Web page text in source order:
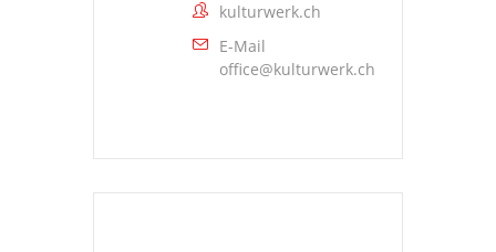
kulturwerk.ch
E-Mail
office@kulturwerk.ch